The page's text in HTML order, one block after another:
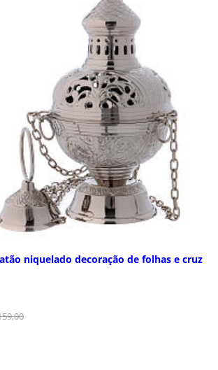
niquelado decoração de folhas e cruz